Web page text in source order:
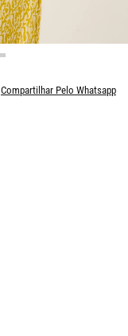
Compartilhar Pelo Whatsapp